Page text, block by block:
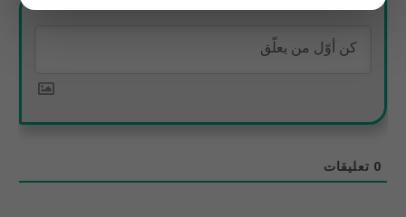
0 تعليقات